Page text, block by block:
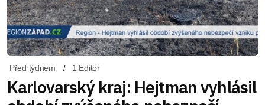
Před týdnem 1 Editor
Karlovarský kraj: Hejtman vyhlásil